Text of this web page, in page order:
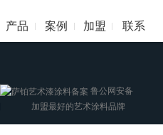
产品 案例 加盟 联系
鲁公网安备
加盟最好的艺术涂料品牌